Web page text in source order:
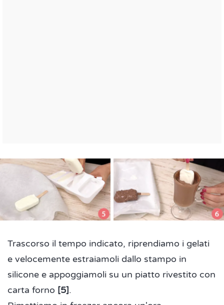
Trascorso il tempo indicato, riprendiamo i gelati
e velocemente estraiamoli dallo stampo in
silicone e appoggiamoli su un piatto rivestito con
carta forno [5].